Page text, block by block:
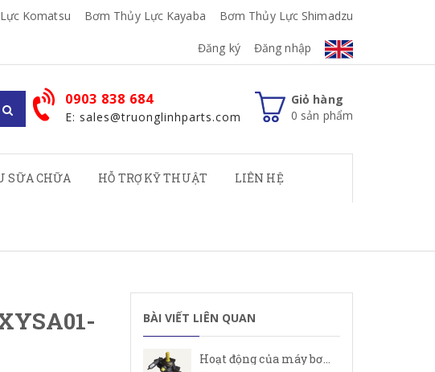
Komatsu Bơm Thủy Lực Kayaba Bơm Thủy Lực Shimadzu
Đăng ký Đăng nhập
Giỏ hàng
0 sản phẩm
0903 838 684
E: sales@truonglinhparts.com
SỮA CHỮA HỖ TRỢ KỸ THUẬT LIÊN HỆ
BÀI VIẾT LIÊN QUAN
Hoạt động của máy bơm cánh gạt Rexroth